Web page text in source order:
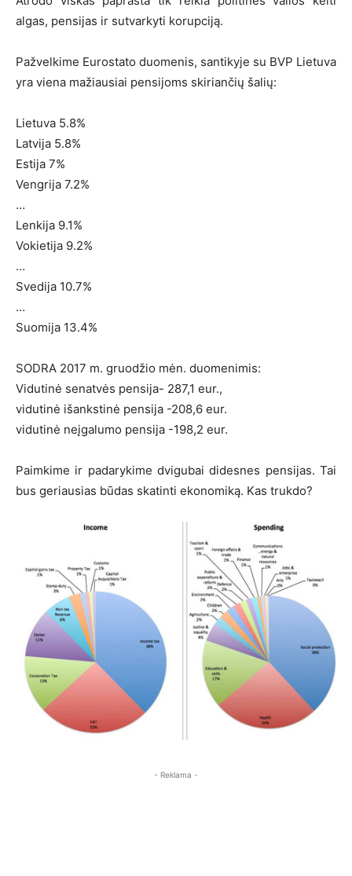
algas, pensijas ir sutvarkyti korupciją.
Pažvelkime Eurostato duomenis, santikyje su BVP Lietuva
yra viena mažiausiai pensijoms skiriančių šalių:
Lietuva 5.8%
Latvija 5.8%
Estija 7%
Vengrija 7.2%
…
Lenkija 9.1%
Vokietija 9.2%
…
Svedija 10.7%
…
Suomija 13.4%
SODRA 2017 m. gruodžio mėn. duomenimis:
Vidutinė senatvės pensija- 287,1 eur.,
vidutinė išankstinė pensija -208,6 eur.
vidutinė neįgalumo pensija -198,2 eur.
Paimkime ir padarykime dvigubai didesnes pensijas. Tai
bus geriausias būdas skatinti ekonomiką. Kas trukdo?
- Reklama -